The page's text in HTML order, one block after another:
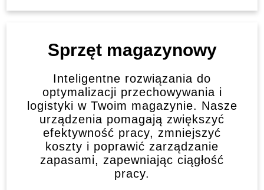
Sprzęt magazynowy
Inteligentne rozwiązania do
optymalizacji przechowywania i
logistyki w Twoim magazynie. Nasze
urządzenia pomagają zwiększyć
efektywność pracy, zmniejszyć
koszty i poprawić zarządzanie
zapasami, zapewniając ciągłość
pracy.